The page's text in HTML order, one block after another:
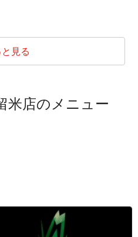
と見る
米店のメニュー